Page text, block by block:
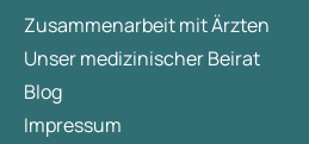
Zusammenarbeit mit Ärzten
Unser medizinischer Beirat
Blog
Impressum